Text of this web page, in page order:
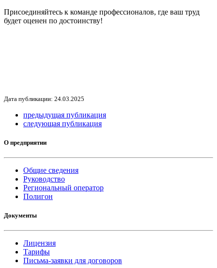
Присоединяйтесь к команде профессионалов, где ваш труд
будет оценен по достоинству!
Дата публикации: 24.03.2025
предыдущая публикация
следующая публикация
О предприятии
Общие сведения
Руководство
Региональный оператор
Полигон
Документы
Лицензия
Тарифы
Письма-заявки для договоров